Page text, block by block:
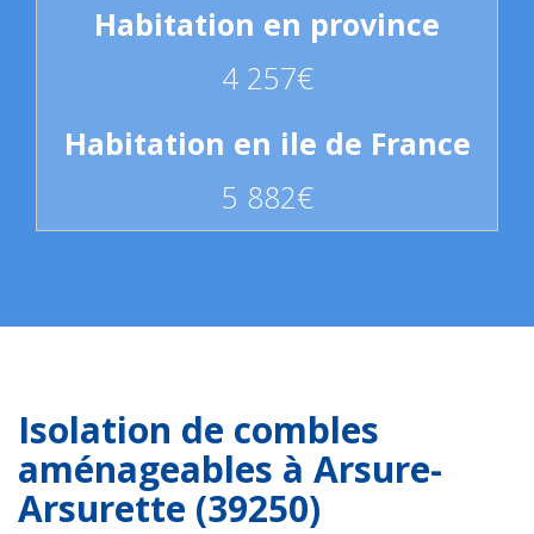
4 257€
5 882€
Isolation de combles
aménageables à Arsure-
Arsurette (39250)